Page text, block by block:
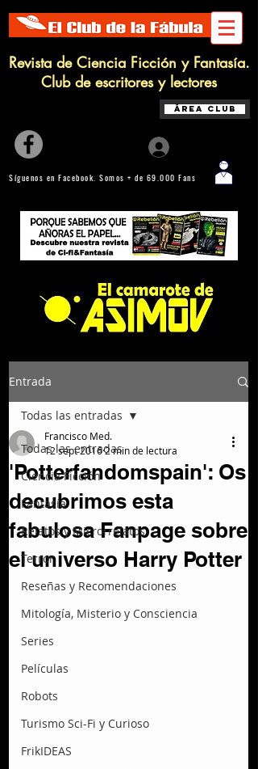
Revista de Ciencia Ficción y Fantasía.
Club de escritores y lectores
Área Club
Síguenos en Facebook. Somos + de 69.000 Fans
Entrada
Todas las entradas
Ciencia Ficción
Fantasía
Relatos y Microrrelatos
Terror
Reseñas y Recomendaciones
Mitología, Misterio y Consciencia
Series
Películas
Robots
Turismo Sci-Fi y Curioso
FrikIDEAS
Todas las entradas
'Potterfandomspain': Os
decubrimos esta
fabulosa Fanpage sobre
el universo Harry Potter
Francisco Med.
12 sept 20162 min de lectura